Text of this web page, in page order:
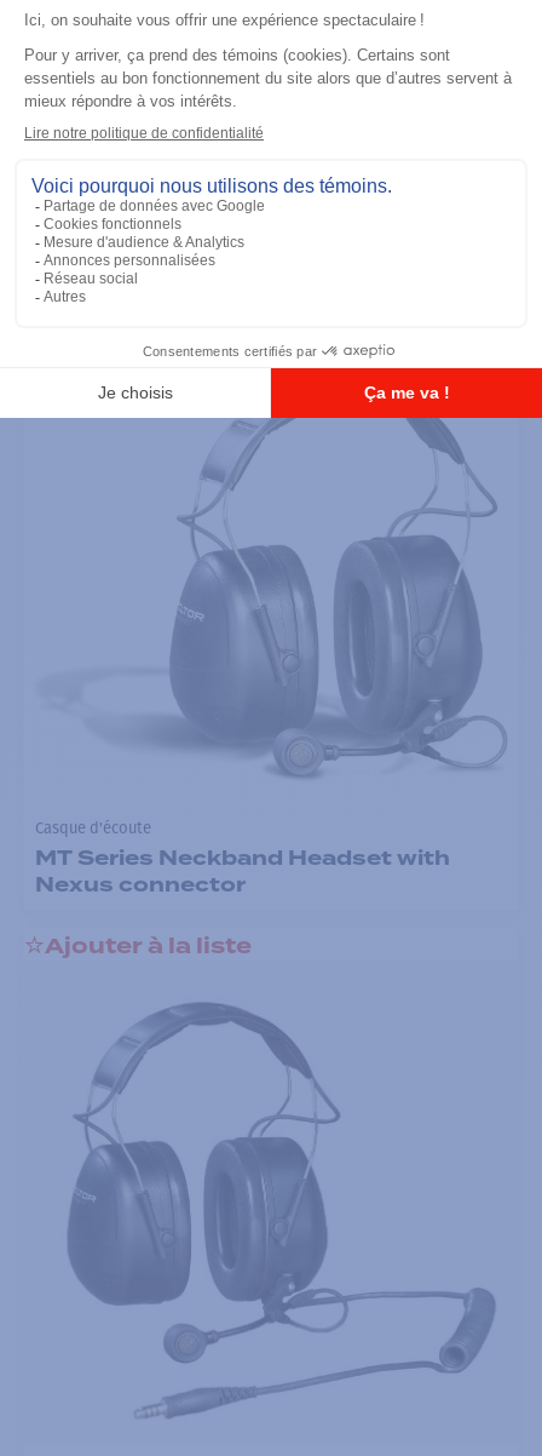
Casque d'écoute
TacticalPro Series Over-The-Head
Headset with Nexus connector
Ajouter à la liste
Casque d'écoute
MT Series Neckband Headset with
Nexus connector
Ajouter à la liste